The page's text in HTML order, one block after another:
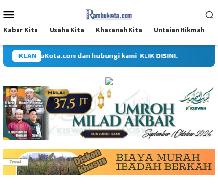
ke
kontenMobile
Kabar Kita Usaha Kita Khazanah Kita Untaian Hikmah
IKLAN
RambuKota.com dan hubungi kamiKLIK DISINI.